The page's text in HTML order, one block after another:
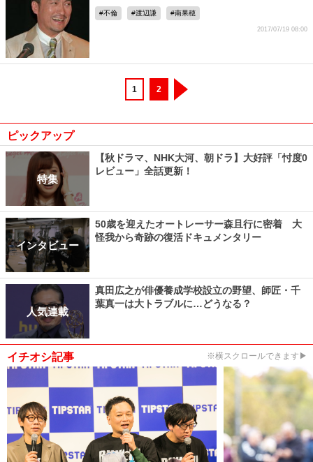
不倫 渡辺謙 南果穂
2017/07/19 08:00
1 2
ピックアップ
特集
【秋ドラマ、NHK大河、朝ドラ】大好評「忖度0
レビュー」全話更新！
インタビュー
50歳を迎えたオートレーサー森且行に密着 大
怪我から奇跡の復活ドキュメンタリー
人気連載
真田広之が俳優養成学校設立の野望、師匠・千
葉真一は大トラブルに…どうなる？
イチオシ記事 ※横スクロールできます▶